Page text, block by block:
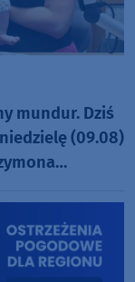
mundur. Dziś
(09.08)